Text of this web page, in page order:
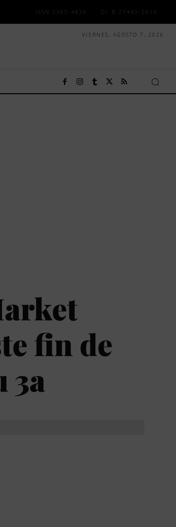
ISSN 2385-4839 DL B 27443-2014
VIERNES, AGOSTO 7, 2026
fin de
3a